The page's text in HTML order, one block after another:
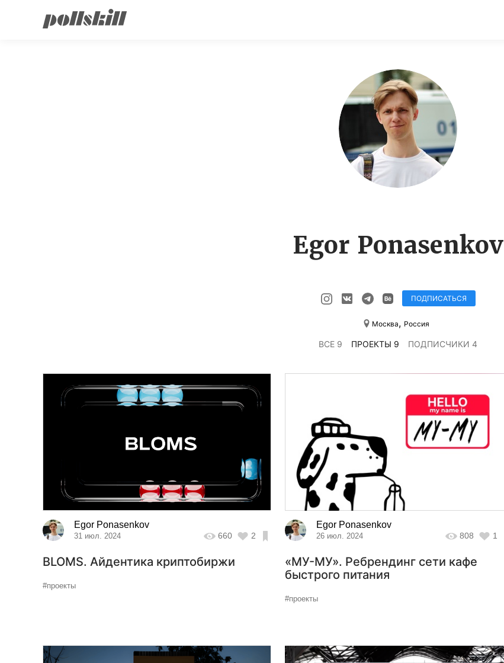
Egor Ponasenkov
ПОДПИСАТЬСЯ
Москва, Россия
ВСЕ 9 ПРОЕКТЫ 9 ПОДПИСЧИКИ 4
Egor Ponasenkov
31 июл. 2024 660 2
BLOMS. Айдентика криптобиржи
#проекты
Egor Ponasenkov
26 июл. 2024 808 1
«МУ-МУ». Ребрендинг сети кафе
быстрого питания
#проекты